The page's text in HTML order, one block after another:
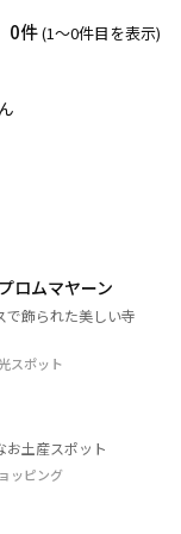
0件(1〜0件目を表示)
ロムマヤーン
で飾られた美しい寺
スポット
お土産スポット
ッピング